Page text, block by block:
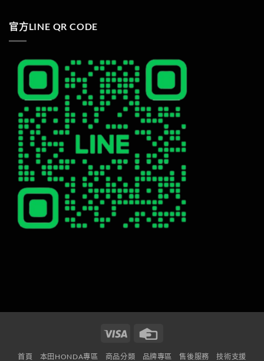
官方LINE QR CODE
Visa
首頁 本田HONDA專區 商品分類 品牌專區 售後服務 技術支援